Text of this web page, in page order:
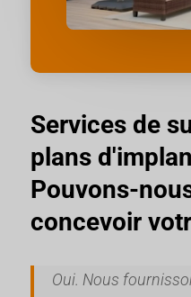
Services de
plans
Pouvons-
concevoir
Oui. Nous